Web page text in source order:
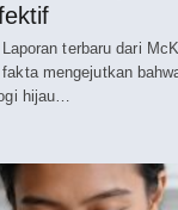
terbaru dari
mengejutkan
hijau…